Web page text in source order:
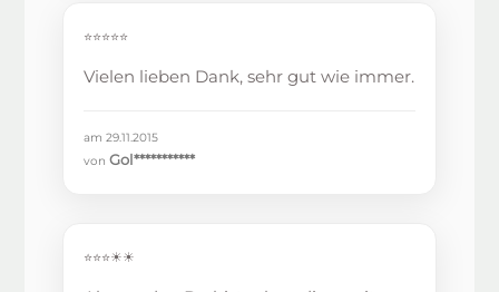
⭐⭐⭐⭐⭐
Vielen lieben Dank, sehr gut wie immer.
am 29.11.2015
vonGol***********
⭐⭐⭐☀☀